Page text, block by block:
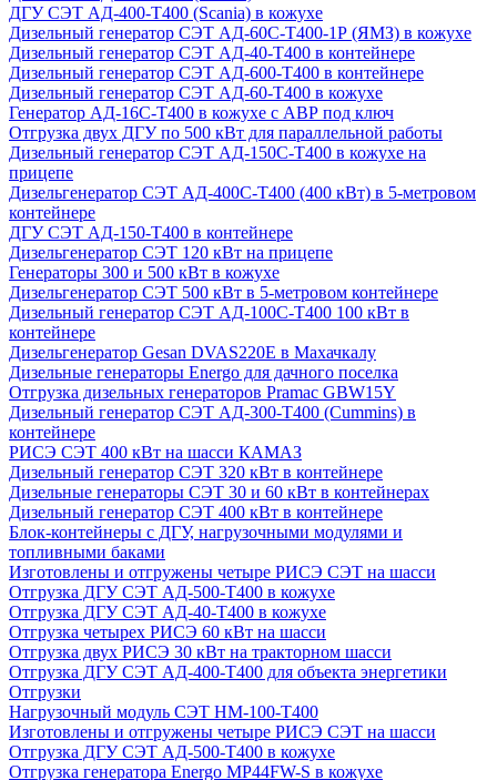
ДГУ СЭТ АД-400-Т400 (Scania) в кожухе
Дизельный генератор СЭТ АД-60С-Т400-1Р (ЯМЗ) в кожухе
Дизельный генератор СЭТ АД-40-Т400 в контейнере
Дизельный генератор СЭТ АД-600-Т400 в контейнере
Дизельный генератор СЭТ АД-60-Т400 в кожухе
Генератор АД-16С-Т400 в кожухе с АВР под ключ
Отгрузка двух ДГУ по 500 кВт для параллельной работы
Дизельный генератор СЭТ АД-150С-Т400 в кожухе на
прицепе
Дизельгенератор СЭТ АД-400С-Т400 (400 кВт) в 5-метровом
контейнере
ДГУ СЭТ АД-150-Т400 в контейнере
Дизельгенератор СЭТ 120 кВт на прицепе
Генераторы 300 и 500 кВт в кожухе
Дизельгенератор СЭТ 500 кВт в 5-метровом контейнере
Дизельный генератор СЭТ АД-100С-Т400 100 кВт в
контейнере
Дизельгенератор Gesan DVAS220E в Махачкалу
Дизельные генераторы Energo для дачного поселка
Отгрузка дизельных генераторов Pramac GВW15Y
Дизельный генератор СЭТ АД-300-Т400 (Cummins) в
контейнере
РИСЭ СЭТ 400 кВт на шасси КАМАЗ
Дизельный генератор СЭТ 320 кВт в контейнере
Дизельные генераторы СЭТ 30 и 60 кВт в контейнерах
Дизельный генератор СЭТ 400 кВт в контейнере
Блок-контейнеры с ДГУ, нагрузочными модулями и
топливными баками
Изготовлены и отгружены четыре РИСЭ СЭТ на шасси
Отгрузка ДГУ СЭТ АД-500-Т400 в кожухе
Отгрузка ДГУ СЭТ АД-40-Т400 в кожухе
Отгрузка четырех РИСЭ 60 кВт на шасси
Отгрузка двух РИСЭ 30 кВт на тракторном шасси
Отгрузка ДГУ СЭТ АД-400-Т400 для объекта энергетики
Отгрузки
Нагрузочный модуль СЭТ НМ-100-Т400
Изготовлены и отгружены четыре РИСЭ СЭТ на шасси
Отгрузка ДГУ СЭТ АД-500-Т400 в кожухе
Отгрузка генератора Energo MP44FW-S в кожухе